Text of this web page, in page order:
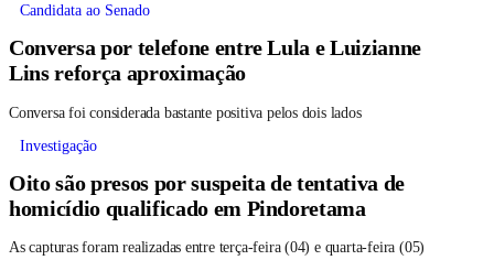
Candidata ao Senado
Conversa por telefone entre Lula e Luizianne
Lins reforça aproximação
Conversa foi considerada bastante positiva pelos dois lados
Investigação
Oito são presos por suspeita de tentativa de
homicídio qualificado em Pindoretama
As capturas foram realizadas entre terça-feira (04) e quarta-feira (05)